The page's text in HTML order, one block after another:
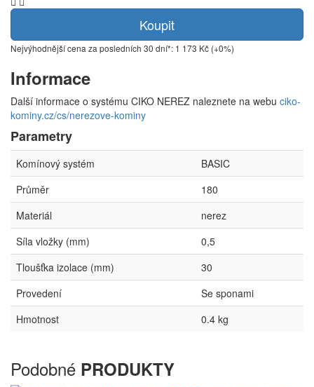
Koupit
Nejvýhodnější cena za posledních 30 dní*: 1 173 Kč (+0%)
Informace
Další informace o systému CIKO NEREZ naleznete na webu ciko-
kominy.cz/cs/nerezove-kominy
Parametry
Komínový systém
BASIC
Průměr
180
Materiál
nerez
Síla vložky (mm)
0,5
Tloušťka izolace (mm)
30
Provedení
Se sponami
Hmotnost
0.4 kg
Podobné PRODUKTY